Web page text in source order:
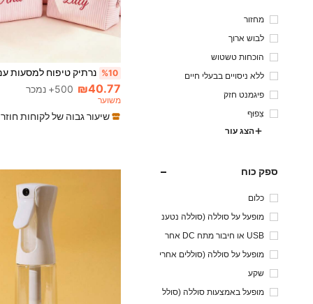
מחזור
לבוש ארוך
הוכחות טשטוש
ללא ניסויים בבעלי חיים
פיגמנט חזק
צִפוּף
הצג עור
ספק כוח
כלום
מופעל על סוללה (סוללה נטענ
USB או חיבור מתח DC אחר
מופעל על סוללה (סוללים אחרי
שקע
מופעל באמצעות סוללה (סולל
%10
₪40.77 500+ נמכר
משוער
שיעור גבוה של לקוחות